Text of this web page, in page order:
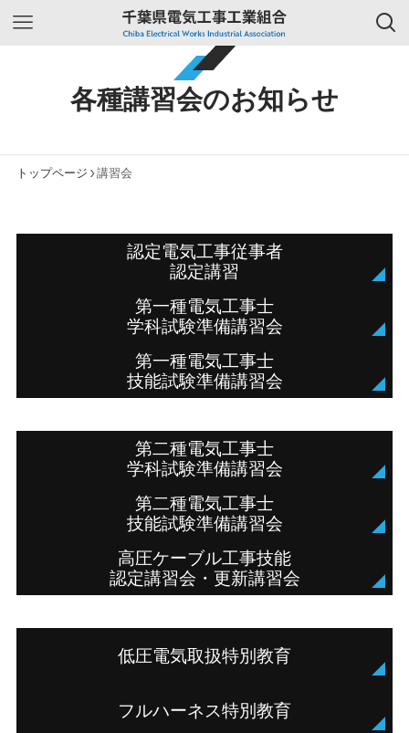
各種講習会のお知らせ
トップページ 講習会
認定電気工事従事者
認定講習
第一種電気工事士
学科試験準備講習会
第一種電気工事士
技能試験準備講習会
第二種電気工事士
学科試験準備講習会
第二種電気工事士
技能試験準備講習会
高圧ケーブル工事技能
認定講習会・更新講習会
低圧電気取扱特別教育
フルハーネス特別教育